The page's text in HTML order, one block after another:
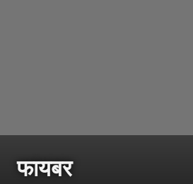
फायबर